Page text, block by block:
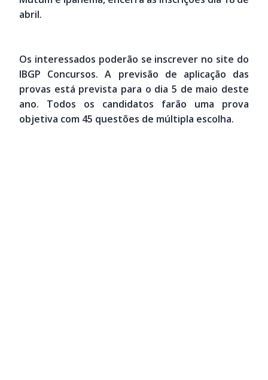
abril.
Os interessados poderão se inscrever no site do
IBGP Concursos. A previsão de aplicação das
provas está prevista para o dia 5 de maio deste
ano. Todos os candidatos farão uma prova
objetiva com 45 questões de múltipla escolha.